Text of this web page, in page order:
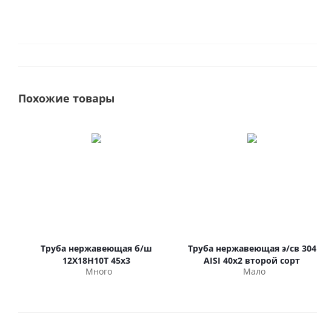
Похожие товары
Труба нержавеющая б/ш
12Х18Н10Т 45х3
Много
Труба нержавеющая э/св 304
AISI 40х2 второй сорт
Мало